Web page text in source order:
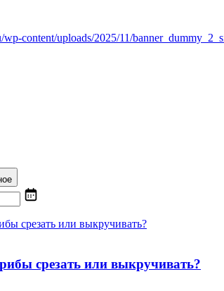
срезать или выкручивать?